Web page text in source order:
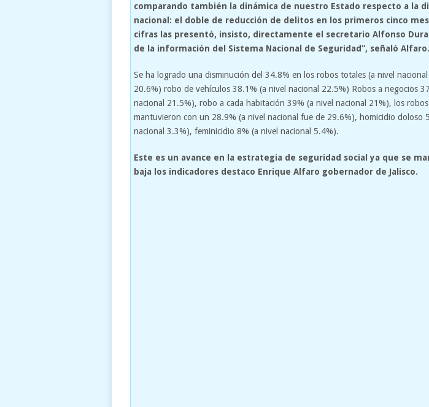
comparando también la dinámica de nuestro Estado respecto a la
nacional: el doble de reducción de delitos en los primeros cinco
cifras las presentó, insisto, directamente el secretario Alfonso
de la información del Sistema Nacional de Seguridad”, señaló Alfaro.
Se ha logrado una disminución del 34.8% en los robos totales (a nivel
20.6%) robo de vehículos 38.1% (a nivel nacional 22.5%) Robos a negocios
nacional 21.5%), robo a cada habitación 39% (a nivel nacional 21%), los
mantuvieron con un 28.9% (a nivel nacional fue de 29.6%), homicidio doloso
nacional 3.3%), feminicidio 8% (a nivel nacional 5.4%).
Este es un avance en la estrategia de seguridad social ya que se
baja los indicadores destaco Enrique Alfaro gobernador de Jalisco.